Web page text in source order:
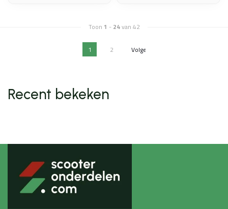
Toon 1 - 24van 42
1 2
Volgende
Recent bekeken